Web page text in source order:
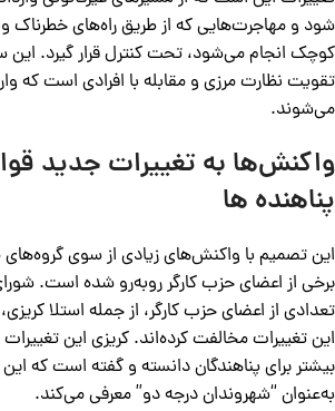
شود و مهاجرت‌هایی که از طریق راه‌های خطرناک و
کوچک انجام می‌شود، تحت کنترل قرار گیرد. این
تقویت نظارت مرزی و مقابله با افرادی است که
می‌شوند.
واکنش‌ها به تغییرات جدید
پناهنده ها
این تصمیم با واکنش‌های زیادی از سوی
برخی از اعضای حزب کارگر روبه‌رو شده است. شورای
تعدادی از اعضای حزب کارگر، از جمله استلا
این تغییرات مخالفت کرده‌اند. کریزی این
بیشتر برای پناهندگان دانسته و گفته است که این
به‌عنوان “شهروندان درجه دو” معرفی می‌کند.